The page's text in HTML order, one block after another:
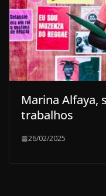
Marina Alfaya,
trabalhos
26/02/2025